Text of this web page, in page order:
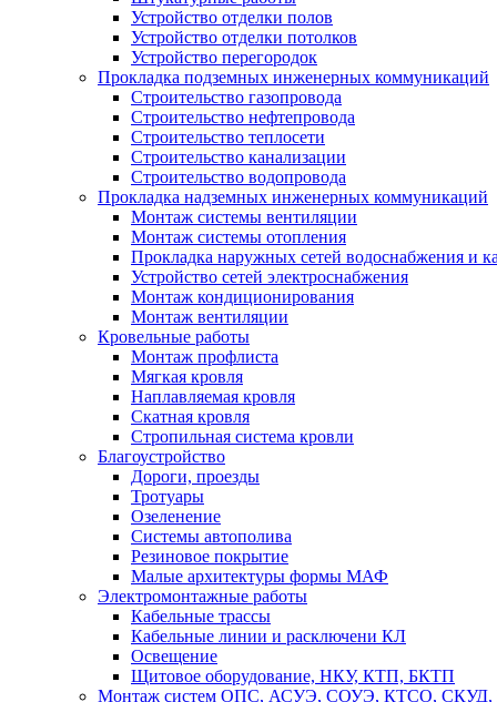
Устройство отделки полов
Устройство отделки потолков
Устройство перегородок
Прокладка подземных инженерных коммуникаций
Строительство газопровода
Строительство нефтепровода
Строительство теплосети
Строительство канализации
Строительство водопровода
Прокладка надземных инженерных коммуникаций
Монтаж системы вентиляции
Монтаж системы отопления
Прокладка наружных сетей водоснабжения и
Устройство сетей электроснабжения
Монтаж кондиционирования
Монтаж вентиляции
Кровельные работы
Монтаж профлиста
Мягкая кровля
Наплавляемая кровля
Скатная кровля
Стропильная система кровли
Благоустройство
Дороги, проезды
Тротуары
Озеленение
Системы автополива
Резиновое покрытие
Малые архитектуры формы МАФ
Электромонтажные работы
Кабельные трассы
Кабельные линии и расключени КЛ
Освещение
Щитовое оборудование, НКУ, КТП, БКТП
Монтаж систем ОПС, АСУЭ, СОУЭ, КТСО,